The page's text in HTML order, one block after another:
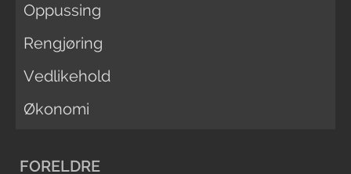
Oppussing
Rengjøring
Vedlikehold
Økonomi
FORELDRE